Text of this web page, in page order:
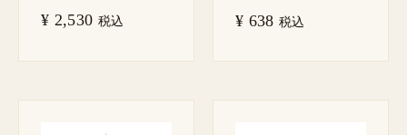
¥ 2,530 税込 ¥ 638 税込